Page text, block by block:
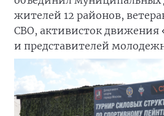
жителей 12 районов,
СВО, активисток движения
и представителей